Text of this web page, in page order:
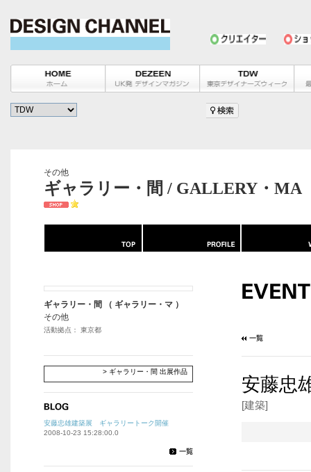
その他
ギャラリー・間 / GALLERY・MA
安藤忠
[建築]
ギャラリー・間 （ ギャラリー・マ ）
その他
活動拠点： 東京都
> ギャラリー・間 出展作品
安藤忠雄建築展 ギャラリートーク開催
2008-10-23 15:28:00.0